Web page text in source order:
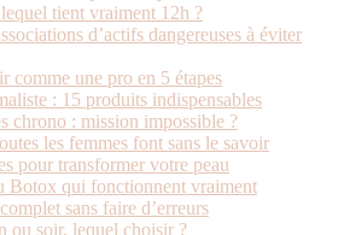
tient vraiment 12h ?
d’actifs dangereuses à éviter
comme une pro en 5 étapes
: 15 produits indispensables
chrono : mission impossible ?
les femmes font sans le savoir
pour transformer votre peau
Botox qui fonctionnent vraiment
sans faire d’erreurs
ou soir, lequel choisir ?